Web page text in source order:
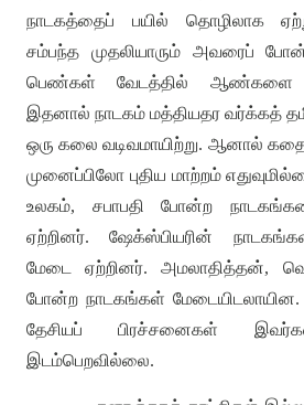
நாடகத்தைப் பயில் தொழிலாக
சம்பந்த முதலியாரும் அவரைப்
பெண்கள் வேடத்தில் ஆண்களை
இதனால் நாடகம் மத்தியதர வர்க்கத்
ஒரு கலை வடிவமாயிற்று. ஆனால்
முனைப்பிலோ புதிய மாற்றம்
உலகம், சபாபதி போன்ற
ஏற்றினர்.ஷேக்ஸ்பியரின்
மேடை ஏற்றினர்.அமலாதித்தன்,
போன்ற நாடகங்கள் மேடையிடலாயின
தேசியப் பிரச்சனைகள்
இடம்பெறவில்லை.